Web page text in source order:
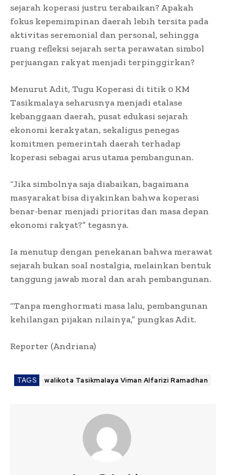
sejarah koperasi justru terabaikan? Apakah
fokus kepemimpinan daerah lebih tersita pada
aktivitas seremonial dan personal, sehingga
ruang refleksi sejarah serta perawatan simbol
perjuangan rakyat menjadi terpinggirkan?
Menurut Adit, Tugu Koperasi di titik 0 KM
Tasikmalaya seharusnya menjadi etalase
kebanggaan daerah, pusat edukasi sejarah
ekonomi kerakyatan, sekaligus penegas
komitmen pemerintah daerah terhadap
koperasi sebagai arus utama pembangunan.
“Jika simbolnya saja diabaikan, bagaimana
masyarakat bisa diyakinkan bahwa koperasi
benar-benar menjadi prioritas dan masa depan
ekonomi rakyat?” tegasnya.
Ia menutup dengan penekanan bahwa merawat
sejarah bukan soal nostalgia, melainkan bentuk
tanggung jawab moral dan arah pembangunan.
“Tanpa menghormati masa lalu, pembangunan
kehilangan pijakan nilainya,” pungkas Adit.
Reporter (Andriana)
TAGS walikota Tasikmalaya Viman Alfarizi Ramadhan